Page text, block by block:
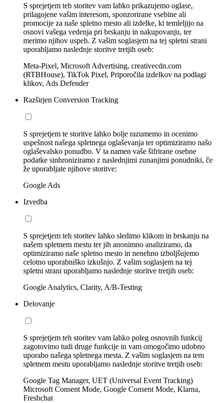
S sprejetjem teh storitev vam lahko prikazujemo oglase,
prilagojene vašim interesom, sponzorirane vsebine ali
promocije za naše spletno mesto ali izdelke, ki temleljijo na
osnovi vašega vedenja pri brskanju in nakupovanju, ter
merimo njihov uspeh. Z vašim soglasjem na tej spletni strani
uporabljamo naslednje storitve tretjih oseb:
Meta-Pixel, Microsoft Advertising, creativecdn.com
(RTBHouse), TikTok Pixel, Priporočila izdelkov na podlagi
klikov, Ads Defender
Razširjen Conversion Tracking
S sprejetjem te storitve lahko bolje razumemo in ocenimo
uspešnost našega spletnega oglaševanja ter optimiziramo našo
oglaševalsko ponudbo. V ta namen vaše šifrirane osebne
podatke sinhroniziramo z naslednjimi zunanjimi ponudniki, če
že uporabljate njihove storitve:
Google Ads
Izvedba
S sprejetjem teh storitev lahko sledimo klikom in brskanju na
našem spletnem mestu ter jih anonimno analiziramo, da
optimiziramo naše spletno mesto in nenehno izboljšujemo
celotno uporabniško izkušnjo. Z vašim soglasjem na tej
spletni strani uporabljamo naslednje storitve tretjih oseb:
Google Analytics, Clarity, A/B-Testing
Delovanje
S sprejetjem teh storitev vam lahko poleg osnovnih funkcij
zagotovimo tudi druge funkcije in vam omogočimo udobno
uporabo našega spletnega mesta. Z vašim soglasjem na tem
spletnem mestu uporabljamo naslednje storitve tretjih oseb:
Google Tag Manager, UET (Universal Event Tracking)
Microsoft Consent Mode, Google Consent Mode, Klarna,
Freshchat